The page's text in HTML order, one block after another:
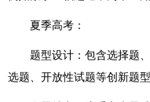
夏季高考：
题型设计：包含选择题、
选题、开放性试题等创新题型